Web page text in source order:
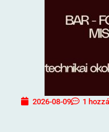
2026-08-09 1